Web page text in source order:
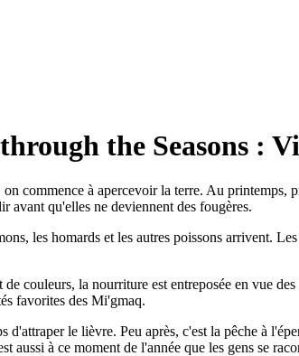
the Seasons :
commence à apercevoir la terre. Au printemps,
avant qu'elles ne deviennent des fougères.
les homards et les autres poissons arrivent.
couleurs, la nourriture est entreposée en vue
favorites des Mi'gmaq.
d'attraper le lièvre. Peu après, c'est la pêche à
aussi à ce moment de l'année que les gens se